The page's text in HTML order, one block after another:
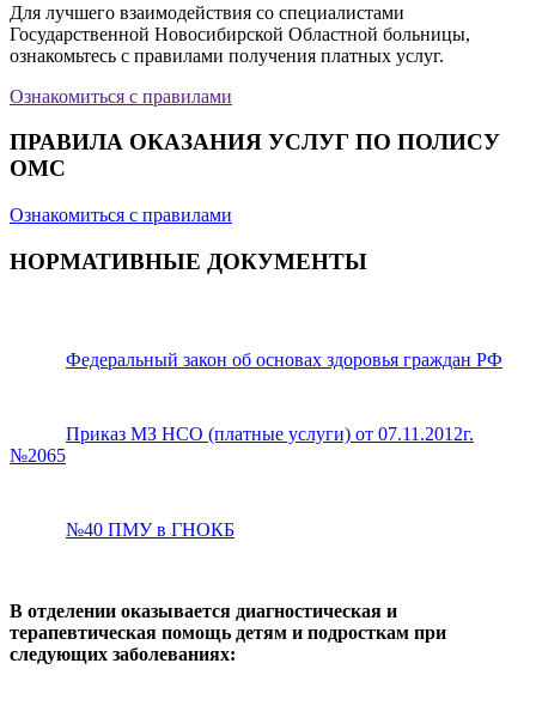
Для лучшего взаимодействия со специалистами
Государственной Новосибирской Областной больницы,
ознакомьтесь с правилами получения платных услуг.
Ознакомиться с правилами
ПРАВИЛА ОКАЗАНИЯ УСЛУГ ПО ПОЛИСУ
ОМС
Ознакомиться с правилами
НОРМАТИВНЫЕ ДОКУМЕНТЫ
Федеральный закон об основах здоровья граждан РФ
Приказ МЗ НСО (платные услуги) от 07.11.2012г.
№2065
№40 ПМУ в ГНОКБ
В отделении оказывается диагностическая и
терапевтическая помощь детям и подросткам при
следующих заболеваниях: